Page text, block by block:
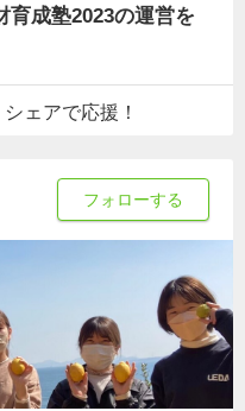
育成塾2023の運営を
シェアで応援！
フォローする